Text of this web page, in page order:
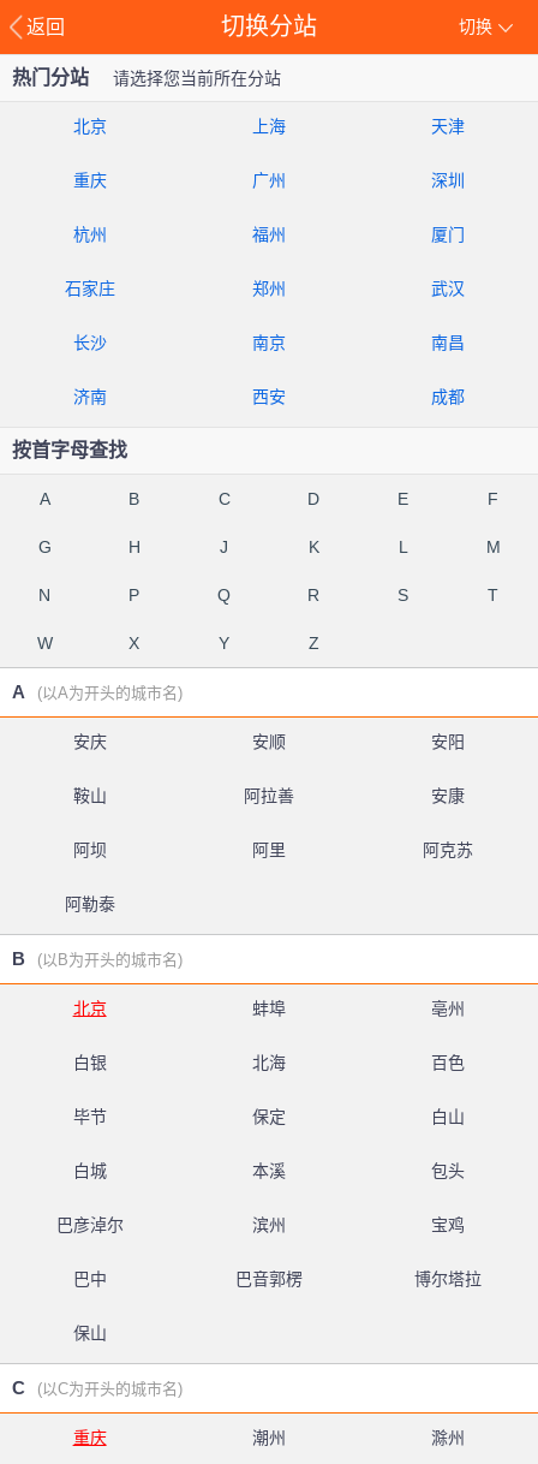
返回 切换
切换分站
热门分站 请选择您当前所在分站
北京 上海 天津
重庆 广州 深圳
杭州 福州 厦门
石家庄 郑州 武汉
长沙 南京 南昌
济南 西安 成都
按首字母查找
A B C D E F
G H J K L M
N P Q R S T
W X Y Z
A (以A为开头的城市名)
安庆 安顺 安阳
鞍山 阿拉善 安康
阿坝 阿里 阿克苏
阿勒泰
B (以B为开头的城市名)
北京 蚌埠 亳州
白银 北海 百色
毕节 保定 白山
白城 本溪 包头
巴彦淖尔 滨州 宝鸡
巴中 巴音郭楞 博尔塔拉
保山
C (以C为开头的城市名)
重庆 潮州 滁州